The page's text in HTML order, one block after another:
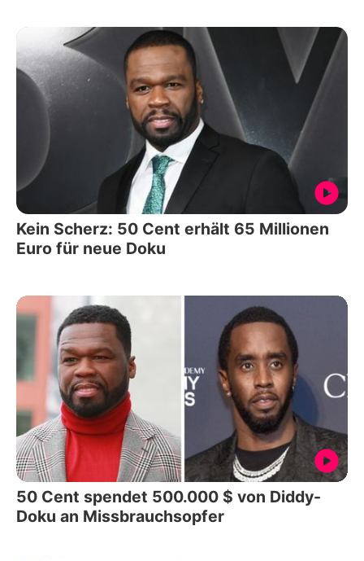
Kein Scherz: 50 Cent erhält 65 Millionen
Euro für neue Doku
50 Cent spendet 500.000 $ von Diddy-
Doku an Missbrauchsopfer